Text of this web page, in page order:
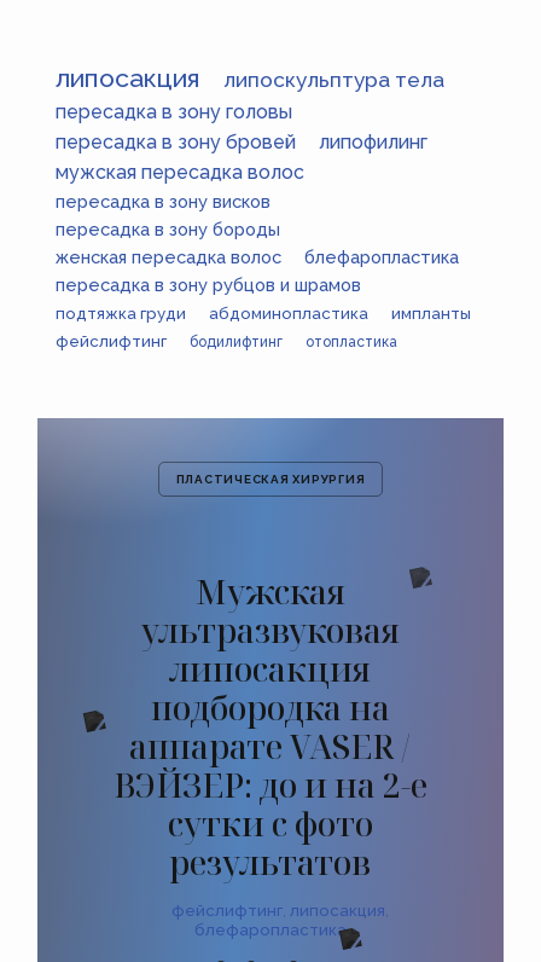
ПЛАСТИЧЕСКАЯ ХИРУРГИЯ
Мужская
ультразвуковая
липосакция
подбородка на
аппарате VASER /
ВЭЙЗЕР: до и на 2-е
сутки с фото
результатов
фейслифтинг липосакция
блефаропластика
липосакция липоскульптура тела
пересадка в зону головы
пересадка в зону бровей
липофилинг
мужская пересадка волос
пересадка в зону висков
пересадка в зону бороды
женская пересадка волос
блефаропластика
пересадка в зону рубцов и шрамов
подтяжка груди абдоминопластика
импланты
фейслифтинг
бодилифтинг отопластика